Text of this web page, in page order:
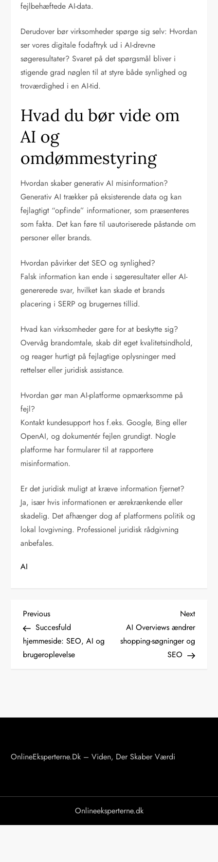
fejlbehæftede AI-data.
Derudover bør virksomheder spørge sig selv: Hvordan
ser vores digitale fodaftryk ud i AI-drevne
søgeresultater? Svaret på det spørgsmål bliver i
stigende grad nøglen til at styre både synlighed og
troværdighed i en AI-tid.
Hvad du bør vide om
AI og
omdømmestyring
Hvordan skaber generativ AI misinformation?
Generativ AI trækker på eksisterende data og kan
fejlagtigt “opfinde” informationer, som præsenteres
som fakta. Det kan føre til uautoriserede påstande om
personer eller brands.
Hvordan påvirker det SEO og synlighed?
Falsk information kan ende i søgeresultater eller AI-
genererede svar, hvilket kan skade et brands
placering i SERP og brugernes tillid.
Hvad kan virksomheder gøre for at beskytte sig?
Overvåg brandomtale, skab dit eget kvalitetsindhold,
og reager hurtigt på fejlagtige oplysninger med
rettelser eller juridisk assistance.
Hvordan gør man AI-platforme opmærksomme på
fejl?
Kontakt kundesupport hos f.eks. Google, Bing eller
OpenAI, og dokumentér fejlen grundigt. Nogle
platforme har formularer til at rapportere
misinformation.
Er det juridisk muligt at kræve information fjernet?
Ja, især hvis informationen er ærekrænkende eller
skadelig. Det afhænger dog af platformens politik og
lokal lovgivning. Professionel juridisk rådgivning
anbefales.
AI
I
n
d
g
i
Previous
Post
Previous
Succesfuld
hjemmeside: SEO, AI og
brugeroplevelse
Next
Post
Next
AI Overviews ændrer
shopping-søgninger og
SEO
OnlineEksperterne.dk – Viden, Der Skaber Værdi
Onlineeksperterne.dk